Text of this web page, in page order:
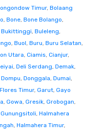
Timur, Bolaang
, Bone, Bone Bolango,
Bukittinggi, Buleleng,
, Buol, Buru, Buru Selatan,
Utara, Ciamis, Cianjur,
, Deli Serdang, Demak,
Dompu, Donggala, Dumai,
Flores Timur, Garut, Gayo
, Gowa, Gresik, Grobogan,
Gunungsitoli, Halmahera
, Halmahera Timur,